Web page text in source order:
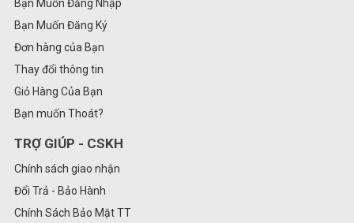
Bạn Muốn Đăng Nhập
Bạn Muốn Đăng Ký
Đơn hàng của Bạn
Thay đổi thông tin
Giỏ Hàng Của Bạn
Bạn muốn Thoát?
TRỢ GIÚP - CSKH
Chính sách giao nhận
Đổi Trả - Bảo Hành
Chính Sách Bảo Mật TT